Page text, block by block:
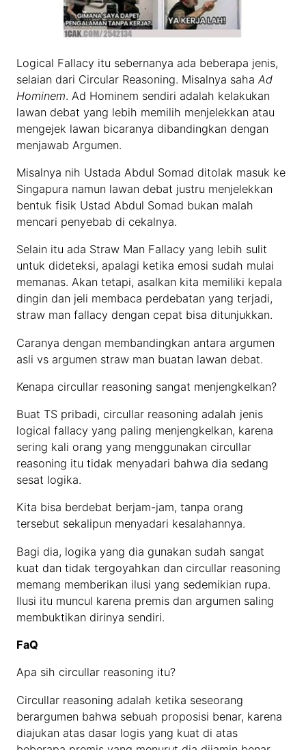
Logical Fallacy itu sebernanya ada beberapa jenis,
selaian dari Circular Reasoning. Misalnya sahaAd
Hominem. Ad Hominem sendiri adalah kelakukan
lawan debat yang lebih memilih menjelekkan atau
mengejek lawan bicaranya dibandingkan dengan
menjawab Argumen.
Misalnya nih Ustada Abdul Somad ditolak masuk ke
Singapura namun lawan debat justru menjelekkan
bentuk fisik Ustad Abdul Somad bukan malah
mencari penyebab di cekalnya.
Selain itu ada Straw Man Fallacy yang lebih sulit
untuk dideteksi, apalagi ketika emosi sudah mulai
memanas. Akan tetapi, asalkan kita memiliki kepala
dingin dan jeli membaca perdebatan yang terjadi,
straw man fallacy dengan cepat bisa ditunjukkan.
Caranya dengan membandingkan antara argumen
asli vs argumen straw man buatan lawan debat.
Kenapa circullar reasoning sangat menjengkelkan?
Buat TS pribadi, circullar reasoning adalah jenis
logical fallacy yang paling menjengkelkan, karena
sering kali orang yang menggunakan circullar
reasoning itu tidak menyadari bahwa dia sedang
sesat logika.
Kita bisa berdebat berjam-jam, tanpa orang
tersebut sekalipun menyadari kesalahannya.
Bagi dia, logika yang dia gunakan sudah sangat
kuat dan tidak tergoyahkan dan circullar reasoning
memang memberikan ilusi yang sedemikian rupa.
Ilusi itu muncul karena premis dan argumen saling
membuktikan dirinya sendiri.
FaQ
Apa sih circullar reasoning itu?
Circullar reasoning adalah ketika seseorang
berargumen bahwa sebuah proposisi benar, karena
diajukan atas dasar logis yang kuat di atas